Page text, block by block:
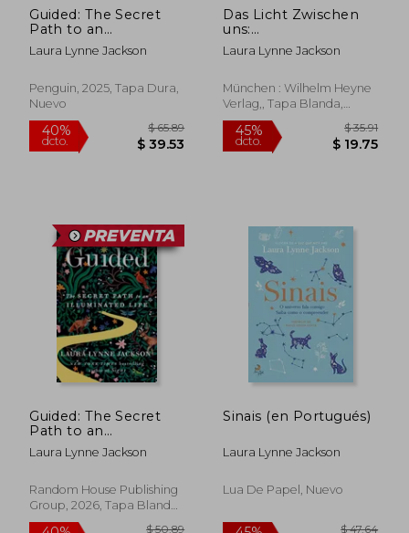
45%
$ 332.92
Guided: The Secret
Path to an
Illuminated Life (en
Inglés)
Laura Lynne Jackson
Penguin, 2025, Tapa Dura,
Nuevo
dcto. $ 39.53
Das Licht Zwischen
uns:
Jenseitsbotschaften
von Verstorbenen,
Leben, Erfahrungen
Eines
Mediums. (en
Alemán)
Laura Lynne Jackson
München : Wilhelm Heyne
Verlag,, Tapa Blanda,
Nuevo
dcto.
Guided: The Secret
Path to an
Illuminated Life (en
Inglés)
Laura Lynne Jackson
Random House Publishing
Group, 2026, Tapa Blanda,
Nuevo
Sinais (en Portugués)
Laura Lynne Jackson
Lua De Papel, Nuevo